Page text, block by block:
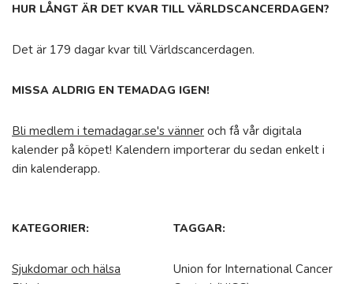
HUR LÅNGT ÄR DET KVAR TILL VÄRLDSCANCERDAGEN?
Det är 179 dagar kvar till Världscancerdagen.
MISSA ALDRIG EN TEMADAG IGEN!
Bli medlem i temadagar.se's vänner och få vår digitala
kalender på köpet! Kalendern importerar du sedan enkelt i
din kalenderapp.
KATEGORIER:
Sjukdomar och hälsa
TAGGAR:
Union for International Cancer